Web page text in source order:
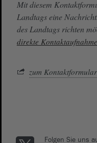
Mit diesem
Landtags eine
des Landtags richten
direkte
zum Kontaktformular
Folgen Sie uns